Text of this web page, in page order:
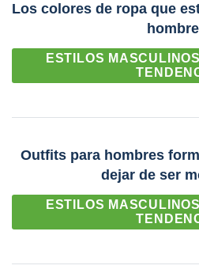
Los colores de ropa que
ESTILOS
Outfits para hombres
dejar de ser
ESTILOS